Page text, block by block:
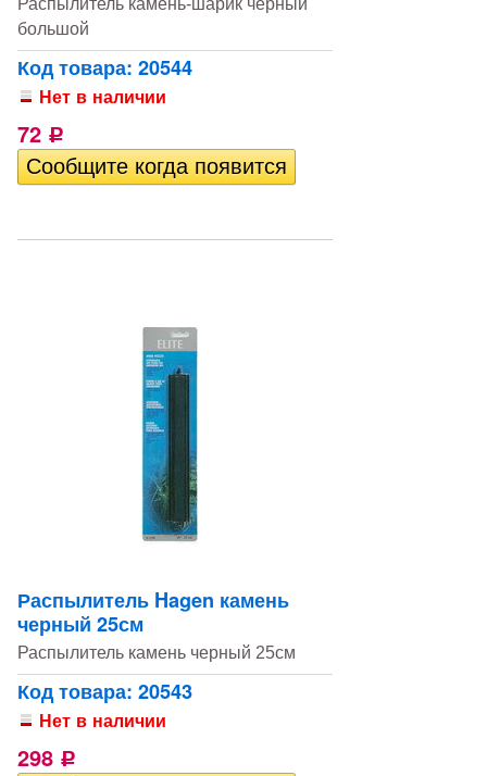
большой
Код товара: 20544
Нет в наличии
72 Р
Распылитель Hagen камень
черный 25см
Распылитель камень черный 25см
Код товара: 20543
Нет в наличии
298 Р